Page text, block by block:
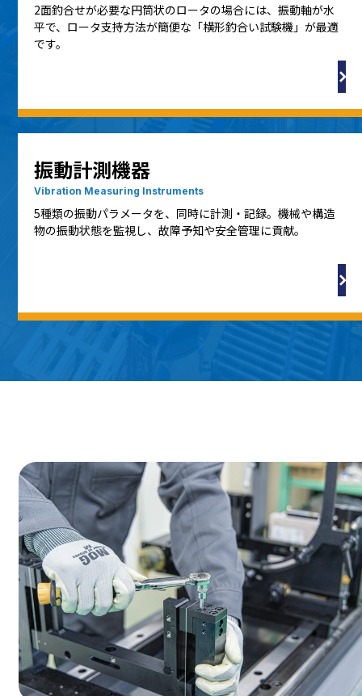
2面釣合せが必要な円筒状のロータの場合には、振動軸が水
平で、ロータ支持方法が簡便な「横形釣合い試験機」が最適
です。
振動計測機器
Vibration Measuring Instruments
5種類の振動パラメータを、同時に計測・記録。機械や構造
物の振動状態を監視し、故障予知や安全管理に貢献。